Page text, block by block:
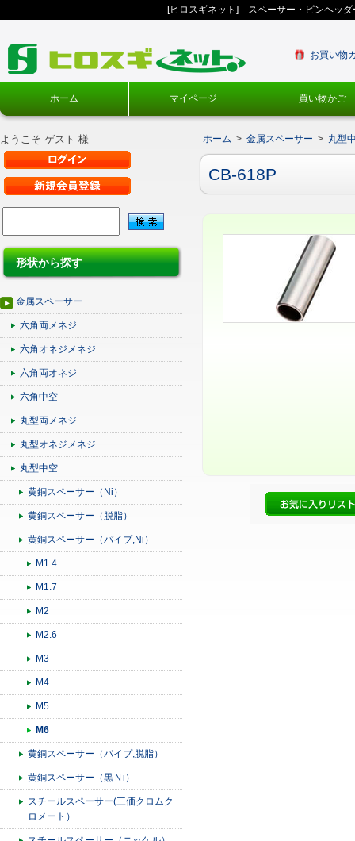
[ヒロスギネット] スペーサー・ピンヘッ
お買い物
ホーム マイページ 買い物かご
ようこそ ゲスト 様
形状から探す
金属スペーサー
六角両メネジ
六角オネジメネジ
六角両オネジ
六角中空
丸型両メネジ
丸型オネジメネジ
丸型中空
黄銅スペーサー（Ni）
黄銅スペーサー（脱脂）
黄銅スペーサー（パイプ,Ni）
M1.4
M1.7
M2
M2.6
M3
M4
M5
M6
黄銅スペーサー（パイプ,脱脂）
黄銅スペーサー（黒Ｎi）
スチールスペーサー(三価クロムク
ロメート）
ホーム > 金属スペーサー > 丸型
CB-618P